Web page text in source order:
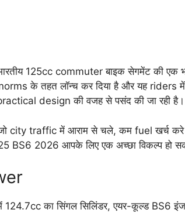
125cc commuter बाइक सेगमेंट की एक
के तहत लॉन्च कर दिया है और यह riders
design की वजह से पसंद की जा रही है।
city traffic में आराम से चले, कम fuel खर्च करे
BS6 2026 आपके लिए एक अच्छा विकल्प हो
का सिंगल सिलिंडर, एयर-कूल्ड BS6